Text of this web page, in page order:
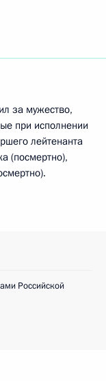
за мужество,
при исполнении
лейтенанта
(посмертно),
Российской